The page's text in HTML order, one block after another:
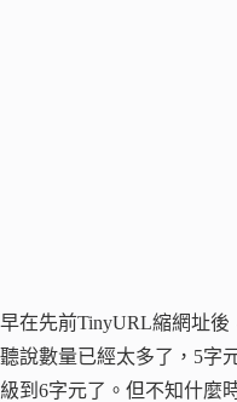
早在先前TinyURL縮網址後
聽說數量已經太多了，5字
級到6字元了。但不知什麼